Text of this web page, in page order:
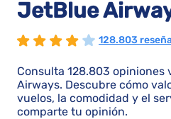
JetBlue
128.803
Consulta 128.803
Airways. Descubre cómo
vuelos, la comodidad y el
comparte tu opinión.